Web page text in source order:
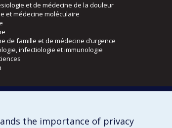
et de médecine de la douleur
et médecine moléculaire
de famille et de médecine d’urgence
infectiologie et immunologie
the importance of privacy